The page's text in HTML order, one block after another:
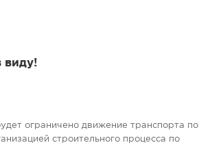
виду!
ограничено движение транспорта по
строительного процесса по